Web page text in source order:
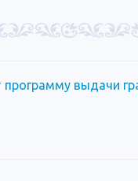
программу выдачи